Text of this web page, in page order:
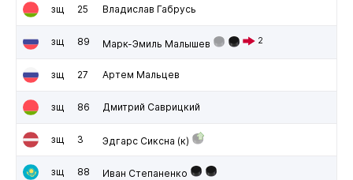
зщ 25 Владислав Габрусь
зщ 89 Марк-Эмиль Малышев 2
зщ 27 Артем Мальцев
зщ 86 Дмитрий Саврицкий
зщ 3 Эдгарс Сиксна (к)
зщ 88 Иван Степаненко